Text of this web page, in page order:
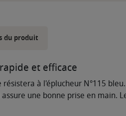
du produit
et efficace
à l'éplucheur N°115
une bonne prise en